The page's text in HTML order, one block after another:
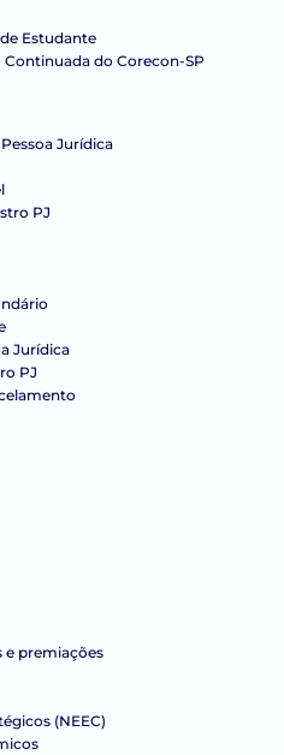
Estudante
do Corecon-SP
Jurídica
PJ
Jurídica
PJ
e premiações
(NEEC)